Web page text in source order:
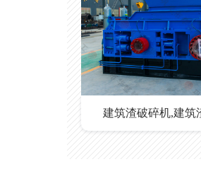
建筑渣破碎机,建筑